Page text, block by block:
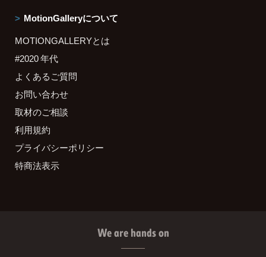
MotionGalleryについて
MOTIONGALLERYとは
#2020 年代
よくあるご質問
お問い合わせ
取材のご相談
利用規約
プライバシーポリシー
特商法表示
We are hands on